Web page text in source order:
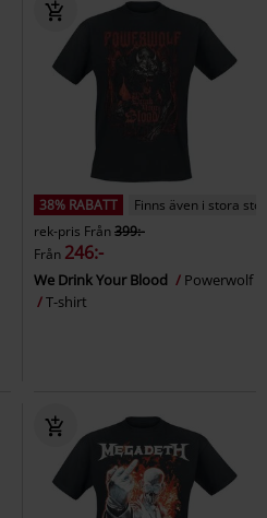
38% RABATT
Finns även i stora
rek-pris Från399:-
Från 246:-
We Drink Your Blood
Powerwolf
T-shirt